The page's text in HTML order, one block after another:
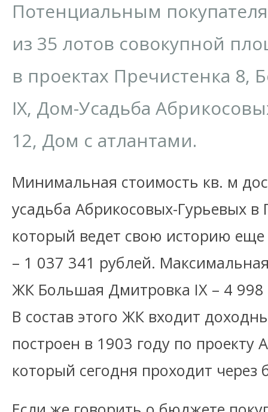
Потенциальным
из 35 лотов совокупной
в проектах Пречистенка 8,
IX, Дом-Усадьба
12, Дом с атлантами.
Минимальная стоимость кв. м
усадьба Абрикосовых-Гурьевых в
который ведет свою историю еще
– 1 037 341 рублей.
ЖК Большая Дмитровка IX – 4 998
В состав этого ЖК входит
построен в 1903 году по проекту
который сегодня проходит